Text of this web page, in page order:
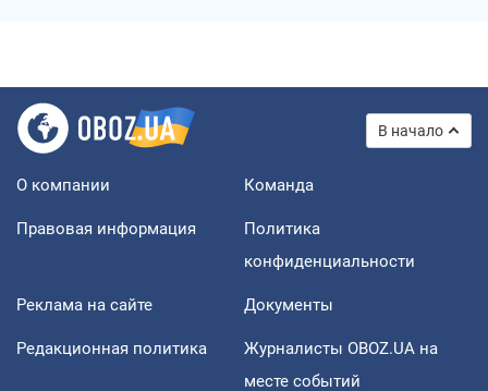
В начало
О компании Команда
Правовая информация
Политика
конфиденциальности
Реклама на сайте Документы
Редакционная политика
Журналисты OBOZ.UA на
месте событий